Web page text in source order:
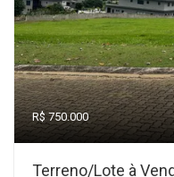
R$ 750.000
Terreno/Lote à